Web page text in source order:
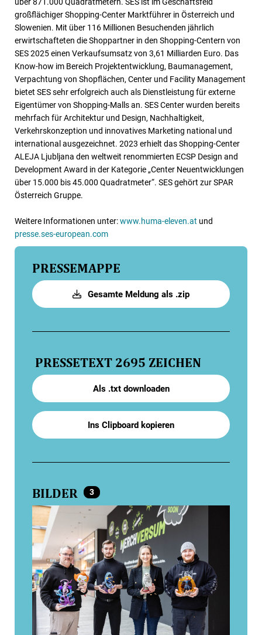
großflächiger Shopping-Center Marktführer in Österreich und
Slowenien. Mit über 116 Millionen Besuchenden jährlich
erwirtschafteten die Shoppartner in den Shopping-Centern von
SES 2025 einen Verkaufsumsatz von 3,61 Milliarden Euro. Das
Know-how im Bereich Projektentwicklung, Baumanagement,
Verpachtung von Shopflächen, Center und Facility Management
bietet SES sehr erfolgreich auch als Dienstleistung für externe
Eigentümer von Shopping-Malls an. SES Center wurden bereits
mehrfach für Architektur und Design, Nachhaltigkeit,
Verkehrskonzeption und innovatives Marketing national und
international ausgezeichnet. 2023 erhielt das Shopping-Center
ALEJA Ljubljana den weltweit renommierten ECSP Design and
Development Award in der Kategorie „Center Neuentwicklungen
über 15.000 bis 45.000 Quadratmeter“. SES gehört zur SPAR
Österreich Gruppe.
Weitere Informationen unter:www.huma-eleven.at und
presse.ses-european.com
PRESSEMAPPE
Gesamte Meldung als .zip
PRESSETEXT 2695 ZEICHEN
Als .txt downloaden
Ins Clipboard kopieren
BILDER 3